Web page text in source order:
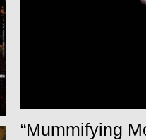
“Mummifying